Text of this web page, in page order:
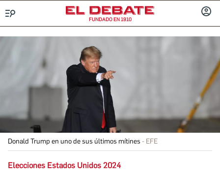
FUNDADO EN 1910
Donald Trump en uno de sus últimos mítines EFE
Elecciones Estados Unidos 2024